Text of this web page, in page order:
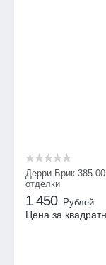
Дерри Брик 385-
отделки
1 450 Рублей
Цена за